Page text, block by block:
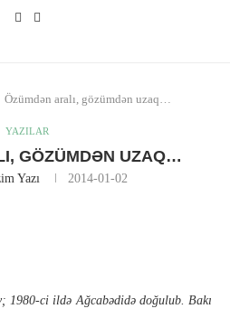
Özümdən aralı, gözümdən uzaq…
YAZILAR
GÖZÜMDƏN UZAQ…
Yazı 2014-01-02
1980-ci ildə Ağcabədidə doğulub. Bakı